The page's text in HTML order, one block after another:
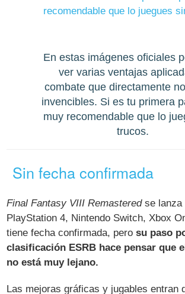
En estas imágenes oficiales
ver varias ventajas
combate que directamente
invencibles. Si es tu primera
muy recomendable que lo
trucos.
Sin fecha confirmada
Final Fantasy VIII Remasteredse lanza
PlayStation 4, Nintendo Switch, Xbox
tiene fecha confirmada, perosu paso
clasificación ESRB hace pensar que
no está muy lejano.
Las mejoras gráficas y jugables entran